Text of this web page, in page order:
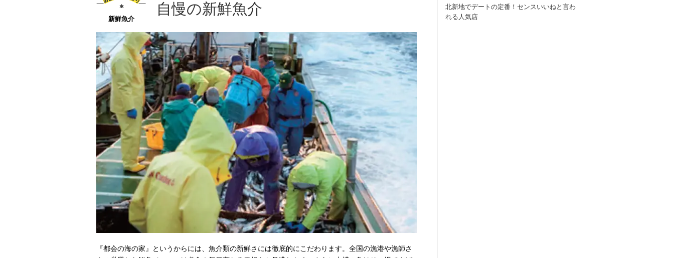
新鮮魚介
自慢の新鮮魚介
『都会の海の家』というからには、魚介類の新鮮さには徹底的にこだわります。全国の漁港や漁師さ
北新地でデートの定番！センスいいねと言わ
れる人気店